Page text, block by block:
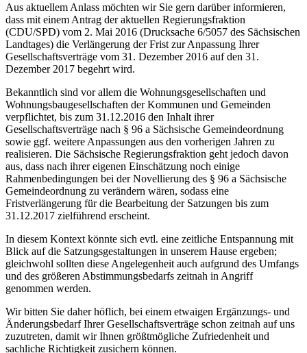
Aus aktuellem Anlass möchten wir Sie gern darüber informieren,
dass mit einem Antrag der aktuellen Regierungsfraktion
(CDU/SPD) vom 2. Mai 2016 (Drucksache 6/5057 des Sächsischen
Landtages) die Verlängerung der Frist zur Anpassung Ihrer
Gesellschaftsverträge vom 31. Dezember 2016 auf den 31.
Dezember 2017 begehrt wird.
Bekanntlich sind vor allem die Wohnungsgesellschaften und
Wohnungsbaugesellschaften der Kommunen und Gemeinden
verpflichtet, bis zum 31.12.2016 den Inhalt ihrer
Gesellschaftsverträge nach § 96 a Sächsische Gemeindeordnung
sowie ggf. weitere Anpassungen aus den vorherigen Jahren zu
realisieren. Die Sächsische Regierungsfraktion geht jedoch davon
aus, dass nach ihrer eigenen Einschätzung noch einige
Rahmenbedingungen bei der Novellierung des § 96 a Sächsische
Gemeindeordnung zu verändern wären, sodass eine
Fristverlängerung für die Bearbeitung der Satzungen bis zum
31.12.2017 zielführend erscheint.
In diesem Kontext könnte sich evtl. eine zeitliche Entspannung mit
Blick auf die Satzungsgestaltungen in unserem Hause ergeben;
gleichwohl sollten diese Angelegenheit auch aufgrund des Umfangs
und des größeren Abstimmungsbedarfs zeitnah in Angriff
genommen werden.
Wir bitten Sie daher höflich, bei einem etwaigen Ergänzungs- und
Änderungsbedarf Ihrer Gesellschaftsverträge schon zeitnah auf uns
zuzutreten, damit wir Ihnen größtmögliche Zufriedenheit und
sachliche Richtigkeit zusichern können.